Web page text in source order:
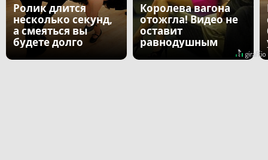
Ролик длится
несколько секунд,
а смеяться вы
будете долго
Королева вагона
отожгла! Видео не
оставит
равнодушным